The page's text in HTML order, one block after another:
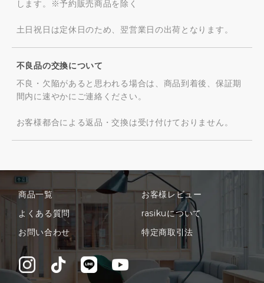
します。※予約販売商品を除く
土日祝日は定休日のため、翌営業日の出荷となります。
不良品の交換について
不良・欠陥があると思われる場合は、商品到着後、保証期
間内に速やかにご連絡ください。
お客様都合による返品・交換は受け付けておりません。
商品一覧
お客様レビュー
よくある質問
rasikuについて
お問い合わせ
特定商取引法